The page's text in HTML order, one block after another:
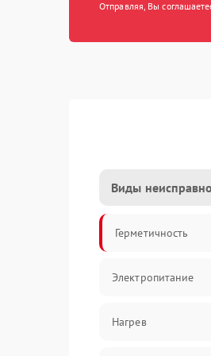
Отправляя, Вы
Виды
Герметичность
Электропитание
Нагрев